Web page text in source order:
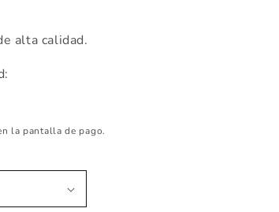
alta calidad.
la pantalla de pago.